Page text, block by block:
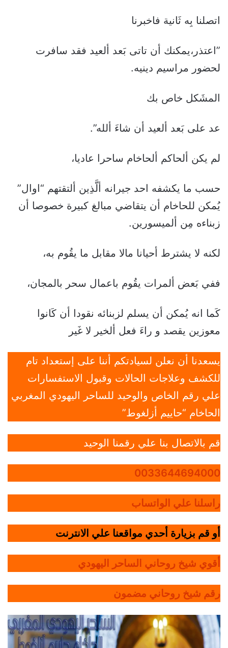
اتصلنا بِه ثَانية فاخبرنا
”اعتذر،يمكنك أن تاتى بَعد ألعيد فقد سافرت
لحضور مراسيم دينيه.
المشَكل خاص بك
عد على بَعد ألعيد أن شاءَ ألله”.
لم يكن ألحاكم ألحاخام ساحرا عاديا،
حسب ما يكشفه احد جيرانه ألَّذِين ألتقتهم “اوال”
يُمكن للحاخام أن يتقاضي مبالغ كبيرة خصوصا أن
زبناءه مِن ألميسورين.
لكنه لا يشترط أحيانا مالا مقابل ما يقُوم به،
ففي بَعض ألمرات يقُوم باعمال سحر بالمجان،
كَما انه يُمكن أن يسلم لزبنائه نقودا أن كَانوا
معوزين يقصد و راءَ فعل ألخير لا غَير
يسعدنا أن نعلن لسيادتكم أننا على إستعداد تام
للكشف وعلاجات الحالات وقبول الاستفسارات
علي رقم الخاص والوحيد للساحر اليهودي المغربي
الحاخام “حاييم أزلغوط”
قم بالاتصال بنا علي رقمنا الوحيد
0033644694000
راسلنا علي الواتساب
أو قم بزيارة أحدي مواقعنا علي الانترنت
أقوي شيخ روحاني الساحر اليهودي
رقم شيخ روحاني مضمون